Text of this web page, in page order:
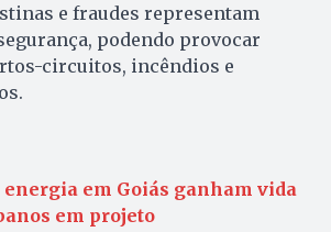
e fraudes representam
podendo provocar
circuitos, incêndios e
energia em Goiás ganham vida
em projeto